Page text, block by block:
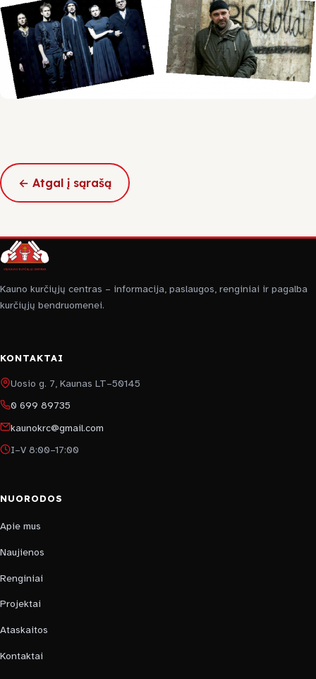
← Atgal į sąrašą
Kauno kurčiųjų centras – informacija, paslaugos, renginiai ir pagalba
kurčiųjų bendruomenei.
KONTAKTAI
Uosio g. 7, Kaunas LT–50145
0 699 89735
kaunokrc@gmail.com
I–V 8:00–17:00
NUORODOS
Apie mus
Naujienos
Renginiai
Projektai
Ataskaitos
Kontaktai